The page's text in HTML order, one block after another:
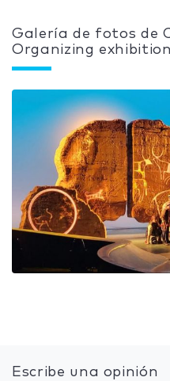
Galería de fotos de
Organizing
Escribe una opinión